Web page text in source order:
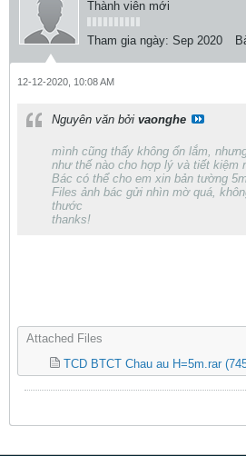
Thành viên mới
Tham gia ngày: Sep 2020
12-12-2020, 10:08 AM
Nguyên văn bởi vaonghe
mình cũng thấy không ổn lắm,
như thế nào cho hợp lý và tiết kiệm
Bác có thể cho em xin bản tường
Files ảnh bác gửi nhìn mờ quá,
thước
thanks!
Attached Files
TCD BTCT Chau au H=5m.rar